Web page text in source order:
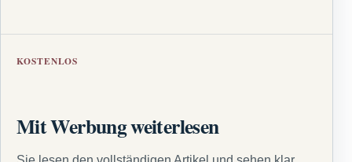
KOSTENLOS
Mit Werbung weiterlesen